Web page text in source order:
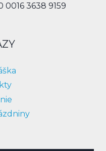
3638 9159